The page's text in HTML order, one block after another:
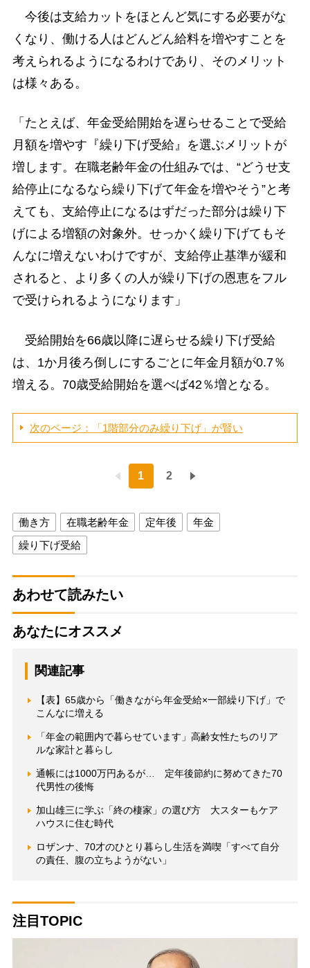
今後は支給カットをほとんど気にする必要がな
くなり、働ける人はどんどん給料を増やすことを
考えられるようになるわけであり、そのメリット
は様々ある。
「たとえば、年金受給開始を遅らせることで受給
月額を増やす『繰り下げ受給』を選ぶメリットが
増します。在職老齢年金の仕組みでは、“どうせ支
給停止になるなら繰り下げて年金を増やそう”と考
えても、支給停止になるはずだった部分は繰り下
げによる増額の対象外。せっかく繰り下げてもそ
んなに増えないわけですが、支給停止基準が緩和
されると、より多くの人が繰り下げの恩恵をフル
で受けられるようになります」
受給開始を66歳以降に遅らせる繰り下げ受給
は、1か月後ろ倒しにするごとに年金月額が0.7％
増える。70歳受給開始を選べば42％増となる。
次のページ：「1階部分のみ繰り下げ」が賢い
1 2
働き方 在職老齢年金 定年後
年金
繰り下げ受給
あわせて読みたい
あなたにオススメ
関連記事
【表】65歳から「働きながら年金受給×一部繰り下げ」で
こんなに増える
「年金の範囲内で暮らせています」高齢女性たちのリア
ルな家計と暮らし
通帳には1000万円あるが… 定年後節約に努めてきた70
代男性の後悔
加山雄三に学ぶ「終の棲家」の選び方 大スターもケア
ハウスに住む時代
ロザンナ、70才のひとり暮らし生活を満喫「すべて自分
の責任、腹の立ちようがない」
注目TOPIC